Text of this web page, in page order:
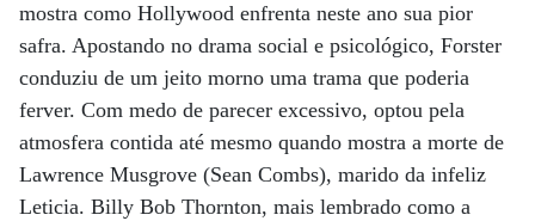
mostra como Hollywood enfrenta neste ano sua pior
safra. Apostando no drama social e psicológico, Forster
conduziu de um jeito morno uma trama que poderia
ferver. Com medo de parecer excessivo, optou pela
atmosfera contida até mesmo quando mostra a morte de
Lawrence Musgrove (Sean Combs), marido da infeliz
Leticia. Billy Bob Thornton, mais lembrado como a